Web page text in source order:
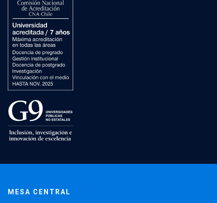
MESA CENTRAL